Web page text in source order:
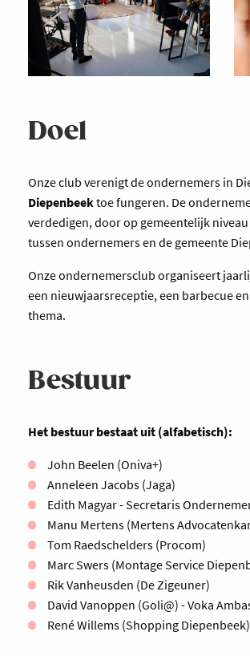
Doel
Onze club verenigt de ondernemers in
Diepenbeektoe fungeren. De
verdedigen, door op gemeentelijk
tussen ondernemers en de gemeente
Onze ondernemersclub organiseert
een nieuwjaarsreceptie, een barbecue
thema.
Bestuur
Het bestuur bestaat uit (alfabetisch):
John Beelen (Oniva+)
Anneleen Jacobs (Jaga)
Edith Magyar - Secretaris
Manu Mertens (Mertens
Tom Raedschelders (Procom)
Marc Swers (Montage Service
Rik Vanheusden (De Zigeuner)
David Vanoppen (Goli@) - Voka
René Willems (Shopping Diepenbeek)